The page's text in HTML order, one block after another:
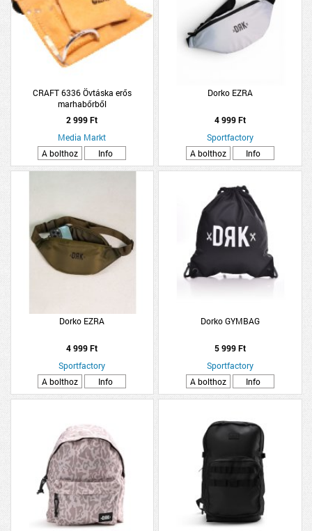
CRAFT 6336 Övtáska erős
marhabőrből
2 999 Ft
Media Markt
A bolthoz
Info
Dorko EZRA
4 999 Ft
Sportfactory
A bolthoz
Info
Dorko EZRA
4 999 Ft
Sportfactory
A bolthoz
Info
Dorko GYMBAG
5 999 Ft
Sportfactory
A bolthoz
Info